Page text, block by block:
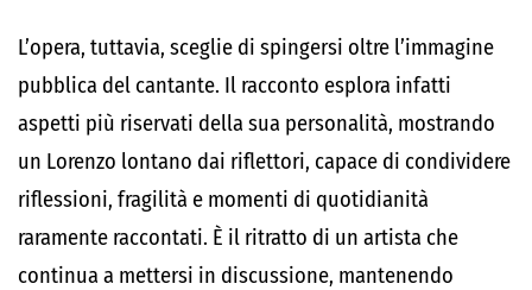
L’opera, tuttavia, sceglie di spingersi oltre l’immagine
pubblica del cantante. Il racconto esplora infatti
aspetti più riservati della sua personalità, mostrando
un Lorenzo lontano dai riflettori, capace di condividere
riflessioni, fragilità e momenti di quotidianità
raramente raccontati. È il ritratto di un artista che
continua a mettersi in discussione, mantenendo